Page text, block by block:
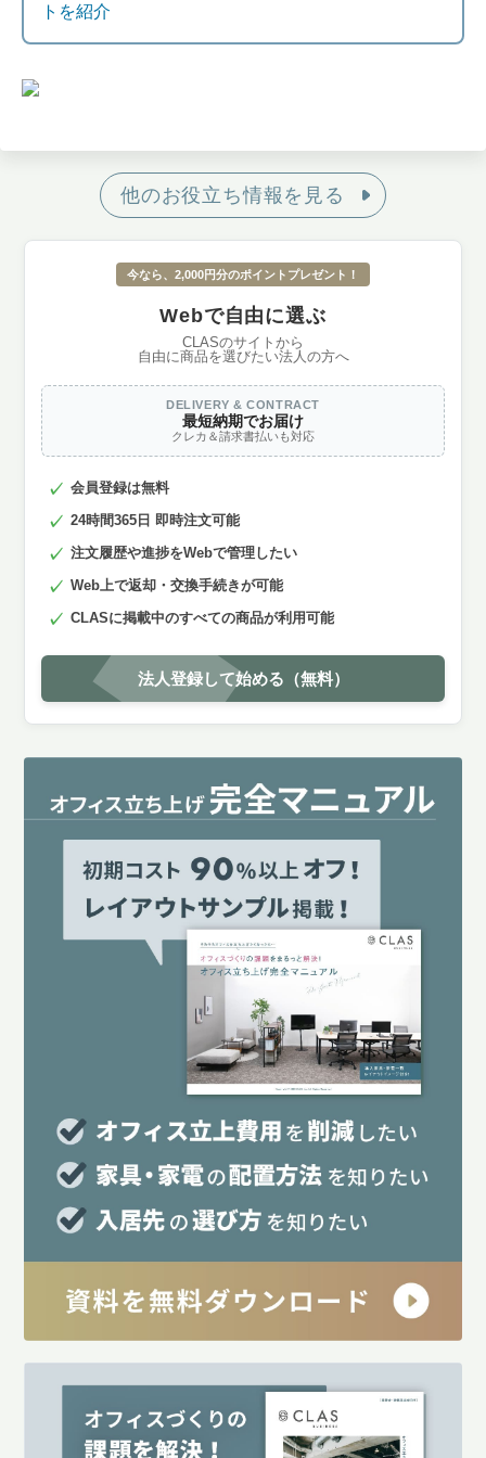
トを紹介
他のお役立ち情報を見る
今なら、2,000円分のポイントプレゼント！
Webで自由に選ぶ
CLASのサイトから
自由に商品を選びたい法人の方へ
DELIVERY & CONTRACT
最短納期でお届け
クレカ＆請求書払いも対応
会員登録は無料
24時間365日 即時注文可能
注文履歴や進捗をWebで管理したい
Web上で返却・交換手続きが可能
CLASに掲載中のすべての商品が利用可能
法人登録して始める（無料）